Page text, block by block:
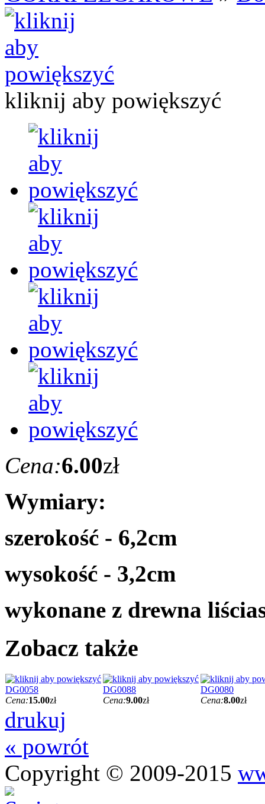
kliknij aby powiększyć
Cena:6.00zł
Wymiary:
szerokość - 6,2cm
wysokość - 3,2cm
wykonane z drewna
Zobacz także
DG0058
Cena:15.00zł
DG0088
Cena:9.00zł
DG0080
Cena:8.00zł
drukuj
« powrót
Copyright © 2009-2015